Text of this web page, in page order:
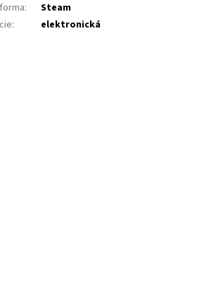
:
Steam
: elektronická